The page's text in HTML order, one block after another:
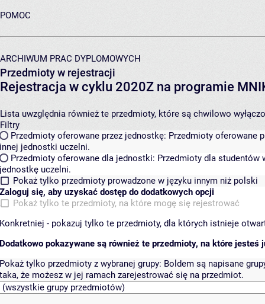
POMOC
ARCHIWUM PRAC DYPLOMOWYCH
Przedmioty w rejestracji
Rejestracja w cyklu 2020Z na programie
Lista uwzględnia również te przedmioty, które są chwilowo
Filtry
Przedmioty oferowane przez jednostkę: Przedmioty oferowane
innej jednostki uczelni.
Przedmioty oferowane dla jednostki: Przedmioty dla studentów
jednostkę uczelni.
Pokaż tylko przedmioty prowadzone w języku innym niż polski
Zaloguj się, aby uzyskać dostęp do dodatkowych opcji
Pokaż tylko te przedmioty, na które mogę się rejestrować
Konkretniej - pokazuj tylko te przedmioty, dla których istnieje
Dodatkowo pokazywane są również te przedmioty, na które jesteś
Pokaż tylko przedmioty z wybranej grupy: Boldem są napisane
taka, że możesz w jej ramach zarejestrować się na przedmiot.